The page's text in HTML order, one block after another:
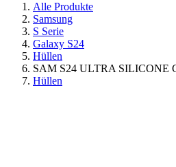
Alle Produkte
Samsung
S Serie
Galaxy S24
Hüllen
SAM S24 ULTRA SILICONE
Hüllen